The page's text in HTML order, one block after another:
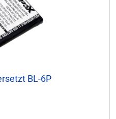
BL-6P